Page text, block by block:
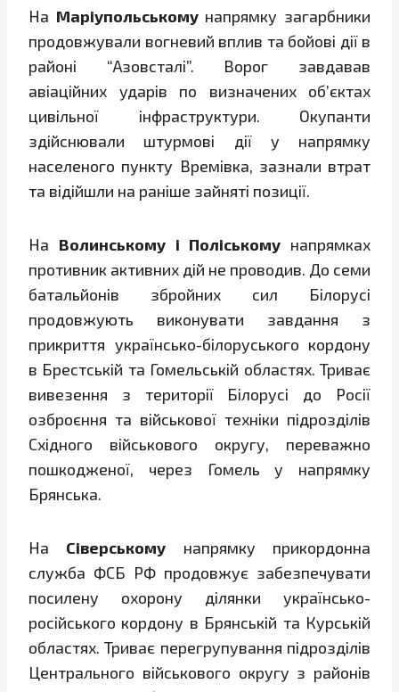
На Маріупольськомунапрямку загарбники
продовжували вогневий вплив та бойові дії в
районі “Азовсталі”. Ворог завдавав
авіаційних ударів по визначених об’єктах
цивільної інфраструктури. Окупанти
здійснювали штурмові дії у напрямку
населеного пункту Времівка, зазнали втрат
та відійшли на раніше зайняті позиції.
На Волинському і Поліському напрямках
противник активних дій не проводив. До семи
батальйонів збройних сил Білорусі
продовжують виконувати завдання з
прикриття українсько-білоруського кордону
в Брестській та Гомельській областях. Триває
вивезення з території Білорусі до Росії
озброєння та військової техніки підрозділів
Східного військового округу, переважно
пошкодженої, через Гомель у напрямку
Брянська.
На Сіверському напрямку прикордонна
служба ФСБ РФ продовжує забезпечувати
посилену охорону ділянки українсько-
російського кордону в Брянській та Курській
областях. Триває перегрупування підрозділів
Центрального військового округу з районів